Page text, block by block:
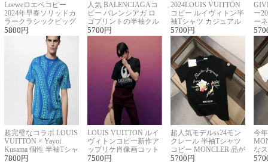
Loeweロエベコピー
2024年早春ソリッドカ
ラークラシックビッグ
ロゴ刺繍Tシャツ
5800 円
人気 BALENCIAGAコ
ピー バレンシアガ ロ
ゴプリントの半袖クル
ーネックTシャツ
5700 円
2024LOUIS VUITTON
コピー ルイヴィトン半
袖Tシャツ カジュアル
に馴染む 2色展開
5700 円
ー
ー
ー
超完璧なコラボ LOUIS
VUITTON × Yayoi
Kusama 個性 半袖Tシャ
ツコピー男女兼用
7800 円
LOUIS VUITTON ルイ
ヴィトンコピー新作ア
ップリケ肖像画コット
ンニット半袖Tシャツ
7500 円
超人気モデルss24モン
クレール 半袖Tシャツ
コピー MONCLER 品が
良く見た目
5700 円
今
な
ル